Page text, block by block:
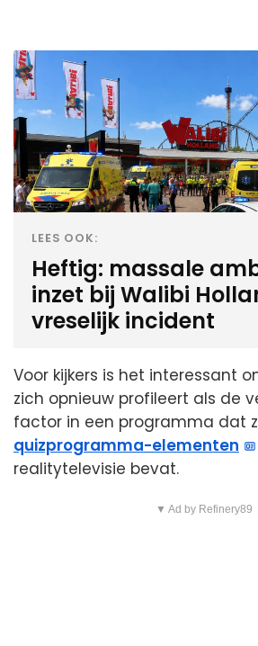
LEES OOK:
Heftig: massale
inzet bij Walibi
vreselijk incident
Voor kijkers is het interessant
zich opnieuw profileert als de
factor in een programma dat
quizprogramma-elementen
realitytelevisie bevat.
▼ Ad by Refinery89